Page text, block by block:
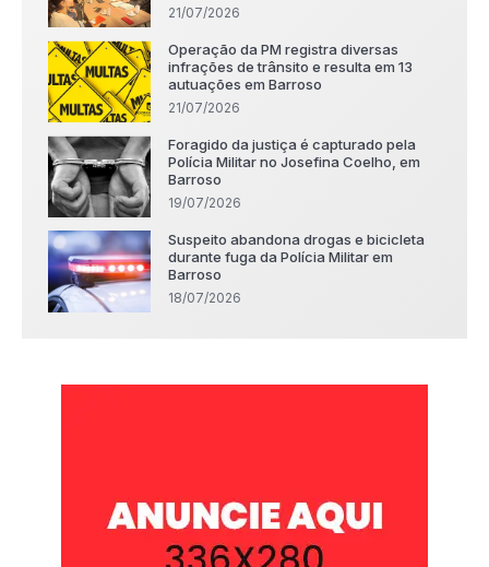
21/07/2026
Operação da PM registra diversas
infrações de trânsito e resulta em 13
autuações em Barroso
21/07/2026
Foragido da justiça é capturado pela
Polícia Militar no Josefina Coelho, em
Barroso
19/07/2026
Suspeito abandona drogas e bicicleta
durante fuga da Polícia Militar em
Barroso
18/07/2026